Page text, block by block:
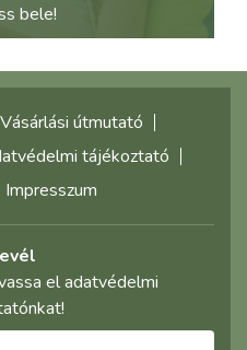
bele!
Vásárlási útmutató
tájékoztató
Impresszum
el adatvédelmi